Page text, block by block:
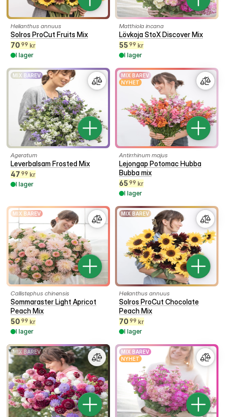
Helianthus annuus
Solros ProCut Fruits Mix
70 99 kr
I lager
Matthiola incana
Lövkoja StoX Discover Mix
55 99 kr
I lager
MIX BAREV
Ageratum
Leverbalsam Frosted Mix
47 99 kr
I lager
MIX BAREV
NYHET
Antirrhinum majus
Lejongap Potomac Hubba
Bubba mix
65 99 kr
I lager
MIX BAREV
Callistephus chinensis
Sommaraster Light Apricot
Peach Mix
50 99 kr
I lager
MIX BAREV
Helianthus annuus
Solros ProCut Chocolate
Peach Mix
70 99 kr
I lager
MIX BAREV
MIX BAREV
NYHET